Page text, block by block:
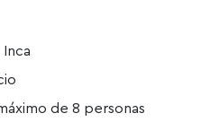
Inca
de 8 personas